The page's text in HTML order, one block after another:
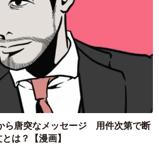
リと切った飼い主が帰宅すると→愛
応に「ワンコ様でも戸惑うのね
困り顔がかわいい」
いにならなきゃ」 他人を正解にし
た母親 自己主張が苦手な娘に教わ
こと【漫画】
と